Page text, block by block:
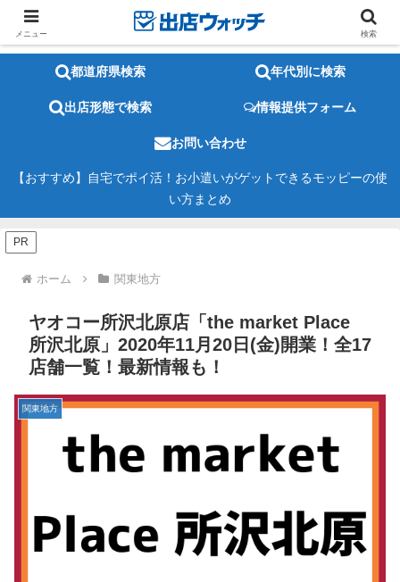
都道府県検索 年代別に検索
出店形態で検索 情報提供フォーム
お問い合わせ
【おすすめ】自宅でポイ活！お小遣いがゲットできるモッピーの使
い方まとめ
PR
ホーム 関東地方
ヤオコー所沢北原店「the market Place
所沢北原」2020年11月20日(金)開業！全17
店舗一覧！最新情報も！
関東地方
メニュー 検索